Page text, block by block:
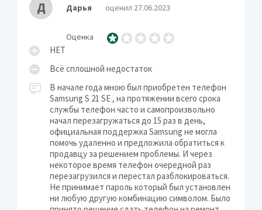
Д Дарья оценил 27.06.2023
Оценка
НЕТ
Всё сплошной недостаток
В начале года мною был приобретен телефон
Samsung S 21 SE , на протяжении всего срока
службы телефон часто и самопроизвольно
начал перезагружаться до 15 раз в день,
официальная поддержка Samsung не могла
помочь удаленно и предложила обратиться к
продавцу за решением проблемы. И через
некоторое время телефон очередной раз
перезагрузился и перестал разблокироваться.
Не принимает пароль который был установлен
ни любую другую комбинацию символом. Было